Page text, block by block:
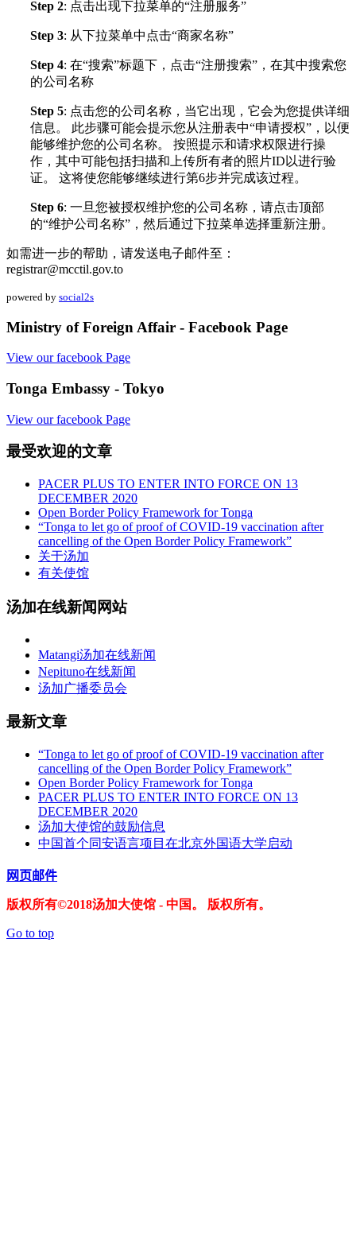
Step 2: 点击出现下拉菜单的“注册服务”
Step 3: 从下拉菜单中点击“商家名称”
Step 4: 在“搜索”标题下，点击“注册搜索”，在其中搜索您
的公司名称
Step 5: 点击您的公司名称，当它出现，它会为您提供详细
信息。 此步骤可能会提示您从注册表中“申请授权”，以便
能够维护您的公司名称。 按照提示和请求权限进行操
作，其中可能包括扫描和上传所有者的照片ID以进行验
证。 这将使您能够继续进行第6步并完成该过程。
Step 6: 一旦您被授权维护您的公司名称，请点击顶部
的“维护公司名称”，然后通过下拉菜单选择重新注册。
如需进一步的帮助，请发送电子邮件至：
registrar@mcctil.gov.to
powered by social2s
Ministry of Foreign Affair - Facebook Page
View our facebook Page
Tonga Embassy - Tokyo
View our facebook Page
最受欢迎的文章
PACER PLUS TO ENTER INTO FORCE ON 13
DECEMBER 2020
Open Border Policy Framework for Tonga
“Tonga to let go of proof of COVID-19 vaccination after
cancelling of the Open Border Policy Framework”
关于汤加
有关使馆
汤加在线新闻网站
Matangi汤加在线新闻
Nepituno在线新闻
汤加广播委员会
最新文章
“Tonga to let go of proof of COVID-19 vaccination after
cancelling of the Open Border Policy Framework”
Open Border Policy Framework for Tonga
PACER PLUS TO ENTER INTO FORCE ON 13
DECEMBER 2020
汤加大使馆的鼓励信息
中国首个同安语言项目在北京外国语大学启动
网页邮件
版权所有©2018汤加大使馆 - 中国。 版权所有。
Go to top